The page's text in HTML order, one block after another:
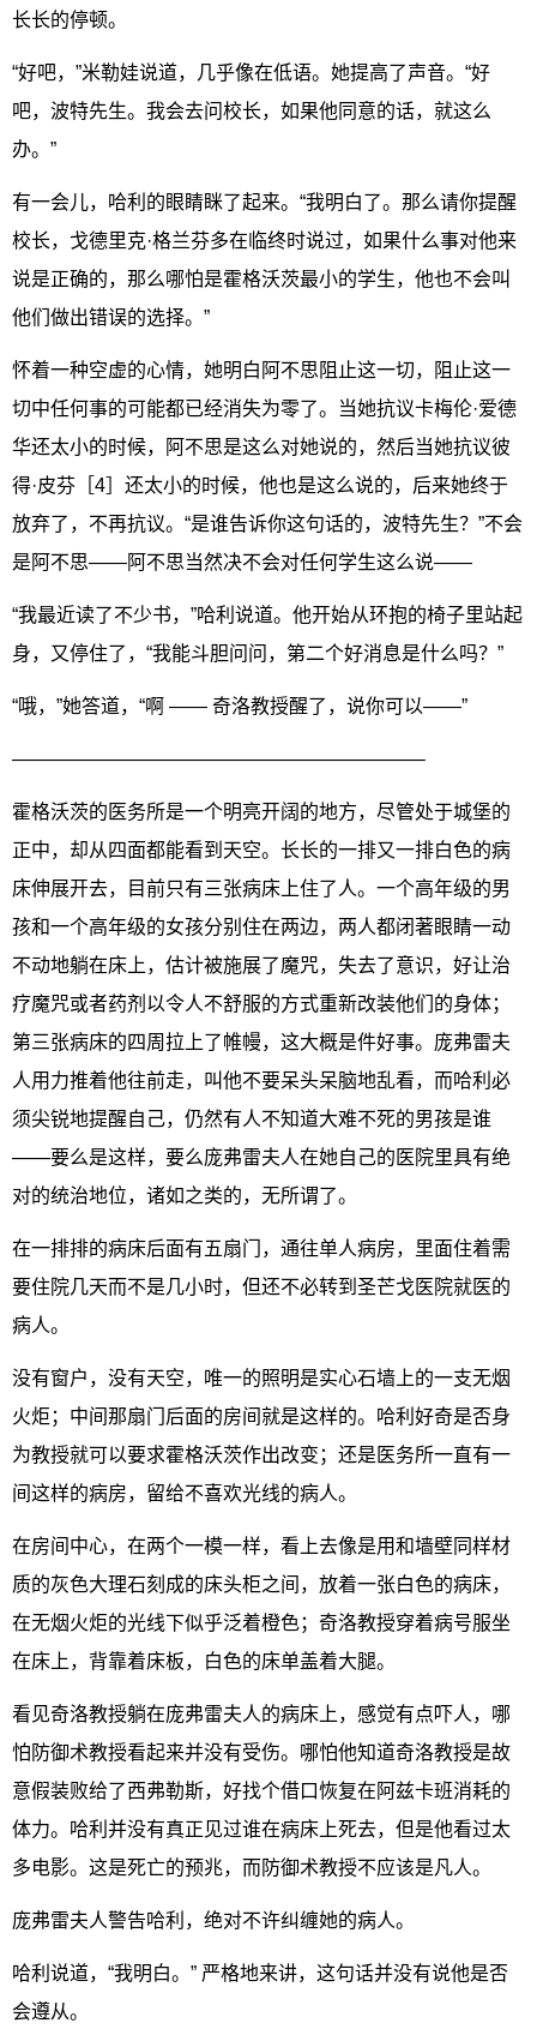
长长的停顿。
“好吧，”米勒娃说道，几乎像在低语。她提高了声音。“好
吧，波特先生。我会去问校长，如果他同意的话，就这么
办。”
有一会儿，哈利的眼睛眯了起来。“我明白了。那么请你提醒
校长，戈德里克·格兰芬多在临终时说过，如果什么事对他来
说是正确的，那么哪怕是霍格沃茨最小的学生，他也不会叫
他们做出错误的选择。”
怀着一种空虚的心情，她明白阿不思阻止这一切，阻止这一
切中任何事的可能都已经消失为零了。当她抗议卡梅伦·爱德
华还太小的时候，阿不思是这么对她说的，然后当她抗议彼
得·皮芬［4］还太小的时候，他也是这么说的，后来她终于
放弃了，不再抗议。“是谁告诉你这句话的，波特先生？”不会
是阿不思——阿不思当然决不会对任何学生这么说——
“我最近读了不少书，”哈利说道。他开始从环抱的椅子里站起
身，又停住了，“我能斗胆问问，第二个好消息是什么吗？”
“哦，”她答道，“啊 —— 奇洛教授醒了，说你可以——”
—————————————————————–
霍格沃茨的医务所是一个明亮开阔的地方，尽管处于城堡的
正中，却从四面都能看到天空。长长的一排又一排白色的病
床伸展开去，目前只有三张病床上住了人。一个高年级的男
孩和一个高年级的女孩分别住在两边，两人都闭著眼睛一动
不动地躺在床上，估计被施展了魔咒，失去了意识，好让治
疗魔咒或者药剂以令人不舒服的方式重新改装他们的身体；
第三张病床的四周拉上了帷幔，这大概是件好事。庞弗雷夫
人用力推着他往前走，叫他不要呆头呆脑地乱看，而哈利必
须尖锐地提醒自己，仍然有人不知道大难不死的男孩是谁
——要么是这样，要么庞弗雷夫人在她自己的医院里具有绝
对的统治地位，诸如之类的，无所谓了。
在一排排的病床后面有五扇门，通往单人病房，里面住着需
要住院几天而不是几小时，但还不必转到圣芒戈医院就医的
病人。
没有窗户，没有天空，唯一的照明是实心石墙上的一支无烟
火炬；中间那扇门后面的房间就是这样的。哈利好奇是否身
为教授就可以要求霍格沃茨作出改变；还是医务所一直有一
间这样的病房，留给不喜欢光线的病人。
在房间中心，在两个一模一样，看上去像是用和墙壁同样材
质的灰色大理石刻成的床头柜之间，放着一张白色的病床，
在无烟火炬的光线下似乎泛着橙色；奇洛教授穿着病号服坐
在床上，背靠着床板，白色的床单盖着大腿。
看见奇洛教授躺在庞弗雷夫人的病床上，感觉有点吓人，哪
怕防御术教授看起来并没有受伤。哪怕他知道奇洛教授是故
意假装败给了西弗勒斯，好找个借口恢复在阿兹卡班消耗的
体力。哈利并没有真正见过谁在病床上死去，但是他看过太
多电影。这是死亡的预兆，而防御术教授不应该是凡人。
庞弗雷夫人警告哈利，绝对不许纠缠她的病人。
哈利说道，“我明白。” 严格地来讲，这句话并没有说他是否
会遵从。